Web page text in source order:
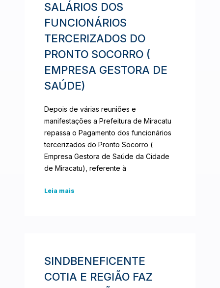
SALÁRIOS DOS
FUNCIONÁRIOS
TERCERIZADOS DO
PRONTO SOCORRO (
EMPRESA GESTORA DE
SAÚDE)
Depois de várias reuniões e
manifestações a Prefeitura de Miracatu
repassa o Pagamento dos funcionários
tercerizados do Pronto Socorro (
Empresa Gestora de Saúde da Cidade
de Miracatu), referente à
Leia mais
SINDBENEFICENTE
COTIA E REGIÃO FAZ